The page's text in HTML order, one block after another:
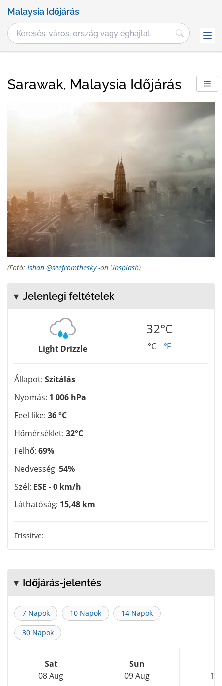
Malaysia Időjárás
Sarawak, Malaysia Időjárás
(Fotó: Ishan @seefromthesky-on Unsplash)
Jelenlegi feltételek
Light Drizzle
32°C
°C °F
Állapot: Szitálás
Nyomás: 1 006 hPa
Feel like: 36 °C
Hőmérséklet: 32°C
Felhő: 69%
Nedvesség: 54%
Szél: ESE - 0 km/h
Láthatóság: 15,48 km
Frissítve:
Időjárás-jelentés
7 Napok 10 Napok 14 Napok
30 Napok
Sat
08 Aug
Sun
09 Aug
10